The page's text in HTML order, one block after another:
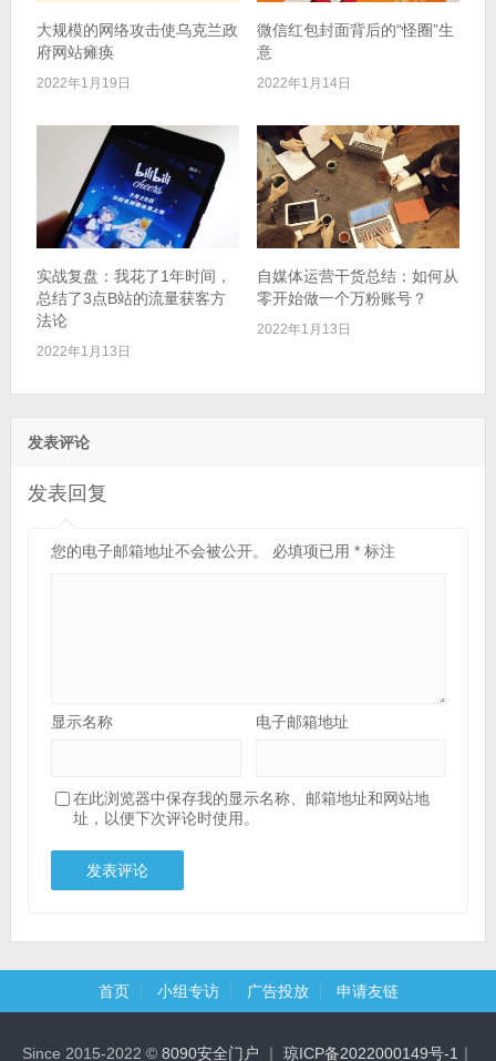
大规模的网络攻击使乌克兰政
府网站瘫痪
2022年1月19日
微信红包封面背后的“怪圈”生
意
2022年1月14日
实战复盘：我花了1年时间，
总结了3点B站的流量获客方
法论
2022年1月13日
自媒体运营干货总结：如何从
零开始做一个万粉账号？
2022年1月13日
发表评论
发表回复
您的电子邮箱地址不会被公开。 必填项已用 *标注
显示名称 电子邮箱地址
在此浏览器中保存我的显示名称、邮箱地址和网站地
址，以便下次评论时使用。
首页 小组专访 广告投放 申请友链
Since 2015-2022 © 8090安全门户 ｜ 琼ICP备2022000149号-1 ｜